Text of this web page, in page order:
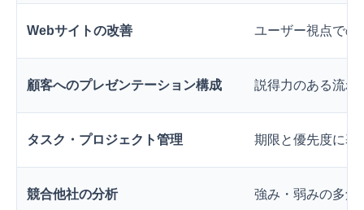
Webサイトの改善 ユーザー視点での
顧客へのプレゼンテーション構成 説得力のある流れ
タスク・プロジェクト管理 期限と優先度に基
競合他社の分析 強み・弱みの多角